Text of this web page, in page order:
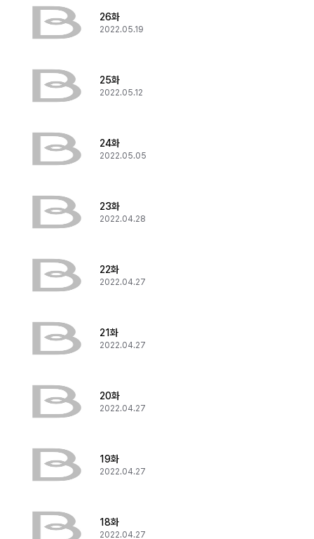
26화
2022.05.19
25화
2022.05.12
24화
2022.05.05
23화
2022.04.28
22화
2022.04.27
21화
2022.04.27
20화
2022.04.27
19화
2022.04.27
18화
2022.04.27